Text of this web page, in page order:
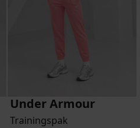
Under Armour
Trainingspak